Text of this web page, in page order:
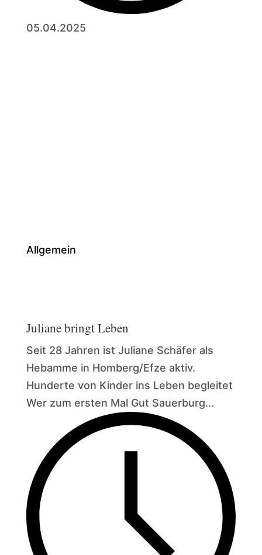
05.04.2025
Allgemein
Juliane bringt Leben
Seit 28 Jahren ist Juliane Schäfer als
Hebamme in Homberg/Efze aktiv.
Hunderte von Kinder ins Leben begleitet
Wer zum ersten Mal Gut Sauerburg...